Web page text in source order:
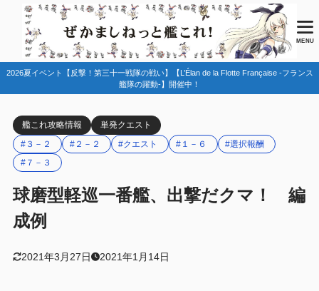
MENU
2026夏イベント【反撃！第三十一戦隊の戦い】【L’Élan de la Flotte Française -フランス
艦隊の躍動-】開催中！
艦これ攻略情報
単発クエスト
#３－２
#２－２ #クエスト #１－６
#選択報酬
#７－３
球磨型軽巡一番艦、出撃だクマ！ 編
成例
2021年3月27日 2021年1月14日
目次
1
2.1 １－６
2.2
2.3 ３－２
2.4